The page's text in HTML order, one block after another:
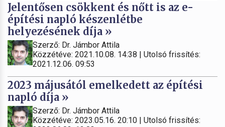
Jelentősen csökkent és nőtt is az e-
építési napló készenlétbe
helyezésének díja »
Szerző: Dr. Jámbor Attila
Közzétéve: 2021.10.08. 14:38 | Utolsó frissítés:
2021.12.06. 09:53
2023 májusától emelkedett az építési
napló díja »
Szerző: Dr. Jámbor Attila
Közzétéve: 2023.05.16. 20:10 | Utolsó frissítés: